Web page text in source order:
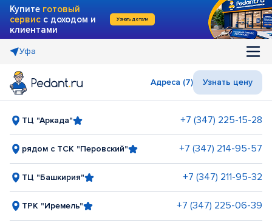
Купите готовый
сервис с доходом и
клиентами
Узнать детали
Уфа
Адреса (7) Узнать цену
ТЦ "Аркада" +7 (347) 225-15-28
рядом с ТСК "Перовский" +7 (347) 214-95-57
ТЦ "Башкирия" +7 (347) 211-95-32
ТРК "Иремель" +7 (347) 225-06-39